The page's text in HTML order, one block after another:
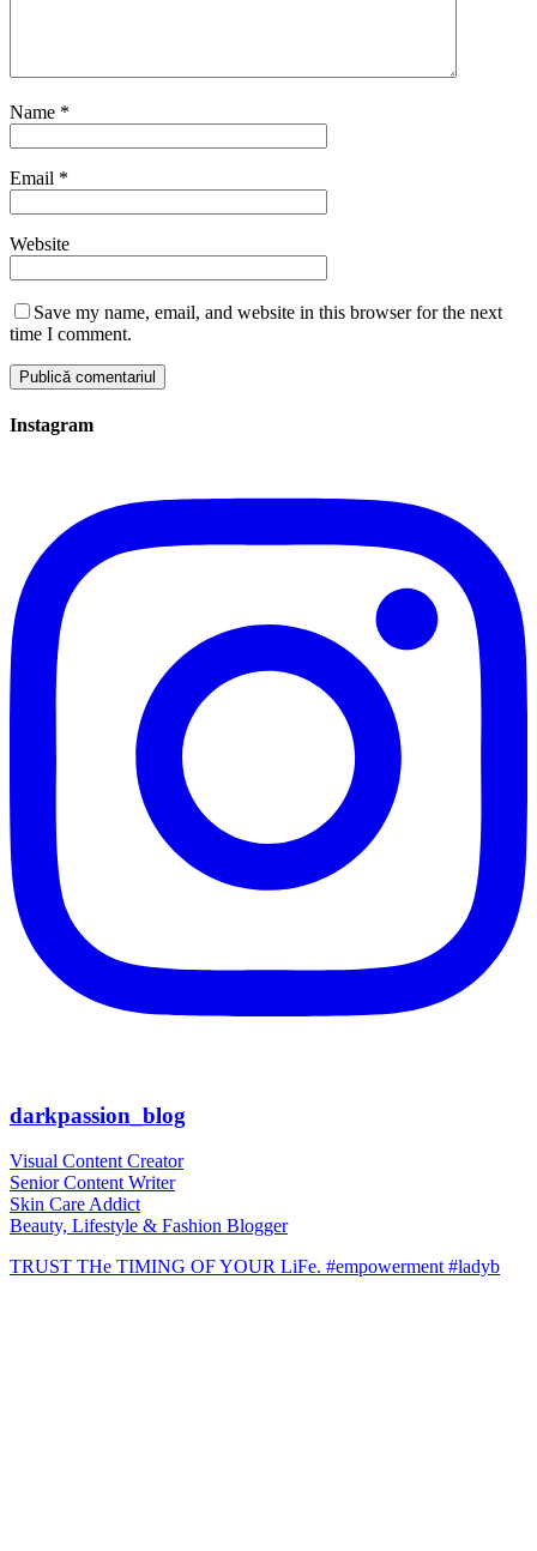
Name *
Email *
Website
Save my name, email, and website in this browser for the next
time I comment.
Instagram
darkpassion_blog
Visual Content Creator
Senior Content Writer
Skin Care Addict
Beauty, Lifestyle & Fashion Blogger
TRUST THe TIMING OF YOUR LiFe. #empowerment #ladyb